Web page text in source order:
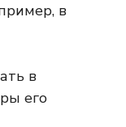
в
в
его